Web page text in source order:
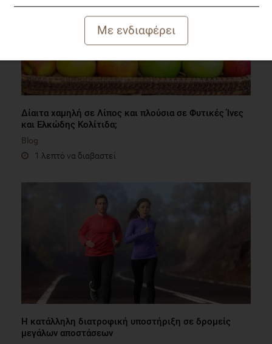
Δίαιτα χαμηλή σε Λίπος και πλούσια σε Φυτικές Ίνες
και Ελκώδης Κολίτιδα;
Blog
1 λεπτό να διαβαστεί
Η κατάλληλη διατροφική υποστήριξη σε δρομείς
μεγάλων αποστάσεων